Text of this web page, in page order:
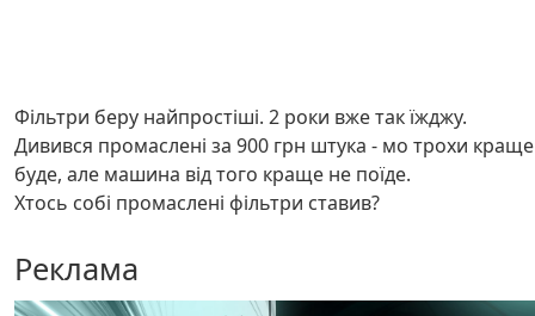
Фільтри беру найпростіші. 2 роки вже так їжджу.
Дивився промаслені за 900 грн штука - мо трохи краще
буде, але машина від того краще не поїде.
Хтось собі промаслені фільтри ставив?
Реклама